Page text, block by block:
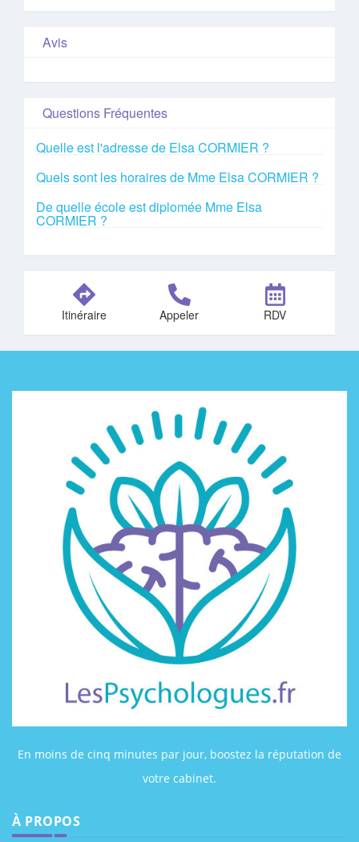
Avis
Questions Fréquentes
Quelle est l'adresse de Elsa CORMIER ?
Quels sont les horaires de Mme Elsa CORMIER ?
De quelle école est diplomée Mme Elsa
CORMIER ?
Itinéraire Appeler RDV
En moins de cinq minutes par jour, boostez la réputation de
votre cabinet.
À PROPOS